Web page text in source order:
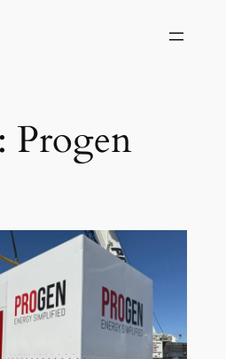
Progen